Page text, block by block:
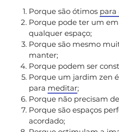
Porque são ótimos para
Porque pode ter um
qualquer espaço;
Porque são mesmo
manter;
Porque podem ser
Porque um jardim zen
para meditar;
Porque não precisam
Porque são espaços
acordado;